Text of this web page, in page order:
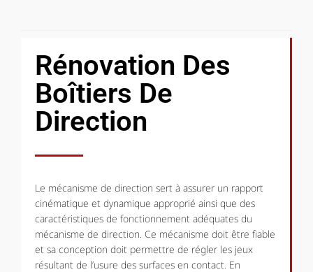
Rénovation Des
Boîtiers De
Direction
Le mécanisme de direction sert à assurer un rapport
cinématique et dynamique approprié ainsi que des
caractéristiques de fonctionnement adéquates du
mécanisme de direction. Ce mécanisme doit être fiable
et sa conception doit permettre de régler les jeux
résultant de l’usure des surfaces en contact. En